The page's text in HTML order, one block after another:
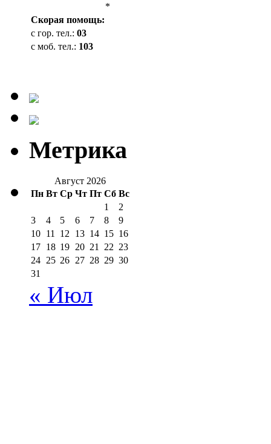
*
Cкорая помощь:
с гор. тел.: 03
с моб. тел.: 103
Метрика
Август 2026
Пн Вт Ср Чт Пт Сб Вс
1
2
3
4 5 6 7 8
9
10 11 12 13 14 15 16
17 18 19 20 21 22 23
24 25 26 27 28 29 30
31
« Июл